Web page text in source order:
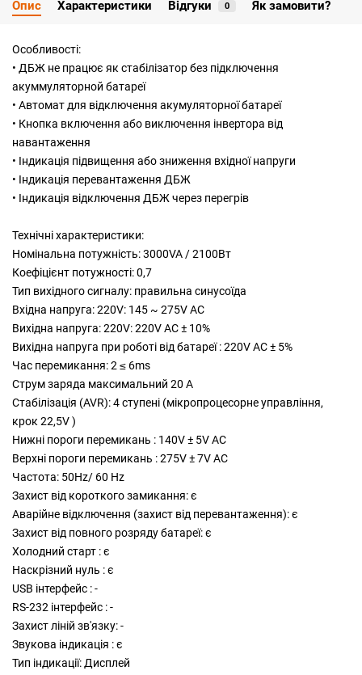
Опис Характеристики Відгуки 0 Як замовити?
Особливості:
• ДБЖ не працює як стабілізатор без підключення
акуммуляторной батареї
• Автомат для відключення акумуляторної батареї
• Кнопка включення або виключення інвертора від
навантаження
• Індикація підвищення або зниження вхідної напруги
• Індикація перевантаження ДБЖ
• Індикація відключення ДБЖ через перегрів
Технічні характеристики:
Номінальна потужність: 3000VA / 2100Вт
Коефіцієнт потужності: 0,7
Тип вихідного сигналу: правильна синусоїда
Вхідна напруга: 220V: 145 ~ 275V AC
Вихідна напруга: 220V: 220V AC ± 10%
Вихідна напруга при роботі від батареї : 220V AC ± 5%
Час перемикання: 2 ≤ 6ms
Струм заряда максимальний 20 А
Стабілізація (AVR): 4 ступені (мікропроцесорне управління,
крок 22,5V )
Нижні пороги перемикань : 140V ± 5V AC
Верхні пороги перемикань : 275V ± 7V AC
Частота: 50Hz/ 60 Hz
Захист від короткого замикання: є
Аварійне відключення (захист від перевантаження): є
Захист від повного розряду батареї: є
Холодний старт : є
Наскрізний нуль : є
USB інтерфейс : -
RS-232 інтерфейс : -
Захист ліній зв'язку: -
Звукова індикація : є
Тип індикації: Дисплей